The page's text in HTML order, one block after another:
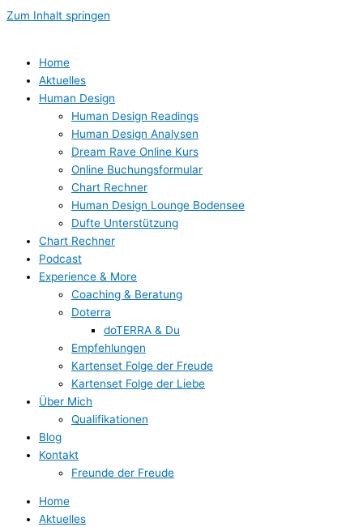
Zum Inhalt springen
Home
Aktuelles
Human Design
Human Design Readings
Human Design Analysen
Dream Rave Online Kurs
Online Buchungsformular
Chart Rechner
Human Design Lounge Bodensee
Dufte Unterstützung
Chart Rechner
Podcast
Experience & More
Coaching & Beratung
Doterra
doTERRA & Du
Empfehlungen
Kartenset Folge der Freude
Kartenset Folge der Liebe
Über Mich
Qualifikationen
Blog
Kontakt
Freunde der Freude
Home
Aktuelles